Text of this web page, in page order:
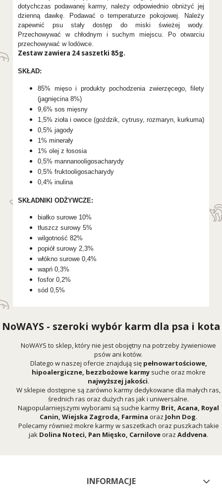
dotychczas podawanej karmy, należy odpowiednio obniżyć jej
dzienną dawkę. Podawać o temperaturze pokojowej. Należy
zapewnić psu stały dostęp do miski świeżej wody.
Przechowywać w chłodnym i suchym miejscu. Po otwarciu
przechowywać w lodówce.
Zestaw zawiera 24 saszetki 85g.
SKŁAD:
85% mięso i produkty pochodzenia zwierzęcego, filety
(jagnięcina 8%)
9,6% sos mięsny
1,5% zioła i owoce (goździk, cytrusy, rozmaryn, kurkuma)
0,5% jagody
1% minerały
1% olej z łososia
0,5% mannanooligosacharydy
0,5% fruktooligosacharydy
0,4% inulina
SKŁADNIKI ODŻYWCZE:
białko surowe 10%
tłuszcz surowy 5%
wilgotność 82%
popiół surowy 2,3%
włókno surowe 0,4%
wapń 0,3%
fosfor 0,2%
sód 0,5%
NoWAYS - szeroki wybór karm dla psa i kota
NoWAYS to sklep, który nie jest obojętny na potrzeby żywieniowe
psów ani kotów.
Dlatego w naszej ofercie znajdują się pełnowartościowe,
hipoalergiczne, bezzbożowe karmy suche oraz mokre
najwyższej jakości.
W sklepie dostępne są zarówno karmy dedykowane dla małych ras,
średnich ras oraz dużych ras jak i uniwersalne.
Najpopularniejszymi wyborami są suche karmy Brit, Acana, Royal
Canin, Wiejska Zagroda, Farmina oraz John Dog.
Polecamy również mokre karmy w saszetkach oraz puszkach takie
jak Dolina Noteci, Pan Mięsko, Carniloveoraz Addvena.
INFORMACJE